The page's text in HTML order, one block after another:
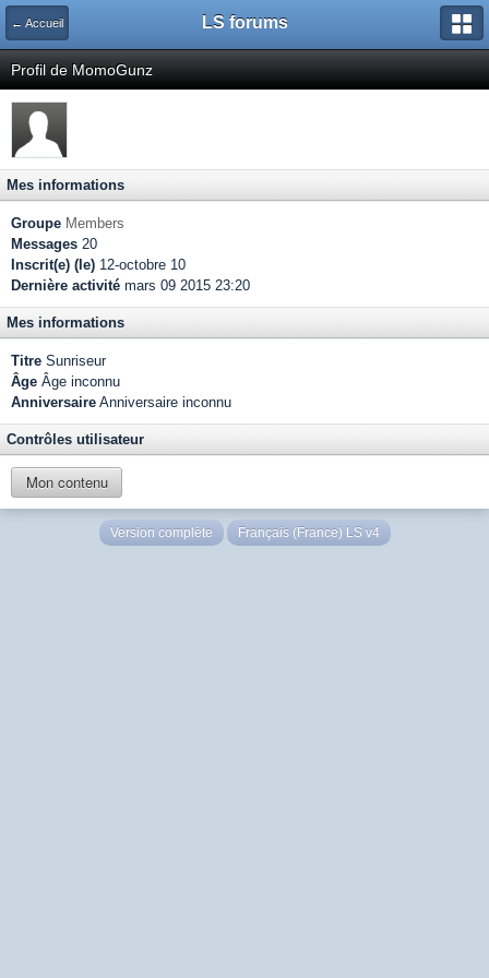
← Accueil LS forums
Profil de MomoGunz
Mes informations
Groupe Members
Messages 20
Inscrit(e) (le) 12-octobre 10
Dernière activité mars 09 2015 23:20
Mes informations
Titre Sunriseur
Âge Âge inconnu
Anniversaire Anniversaire inconnu
Contrôles utilisateur
Mon contenu
Version complète Français (France) LS v4